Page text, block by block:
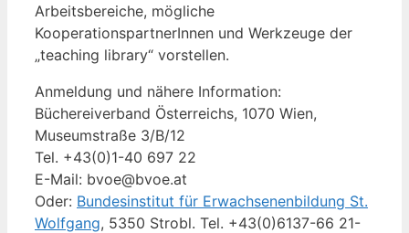
Arbeitsbereiche, mögliche
KooperationspartnerInnen und Werkzeuge der
„teaching library“ vorstellen.
Anmeldung und nähere Information:
Büchereiverband Österreichs, 1070 Wien,
Museumstraße 3/B/12
Tel. +43(0)1-40 697 22
E-Mail: bvoe@bvoe.at
Oder: Bundesinstitut für Erwachsenenbildung St.
Wolfgang, 5350 Strobl. Tel. +43(0)6137-66 21-